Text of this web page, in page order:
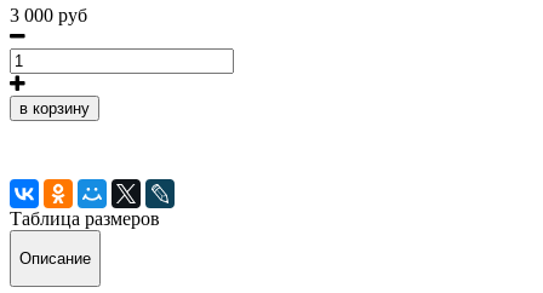
3 000 руб
в корзину
Таблица размеров
Описание